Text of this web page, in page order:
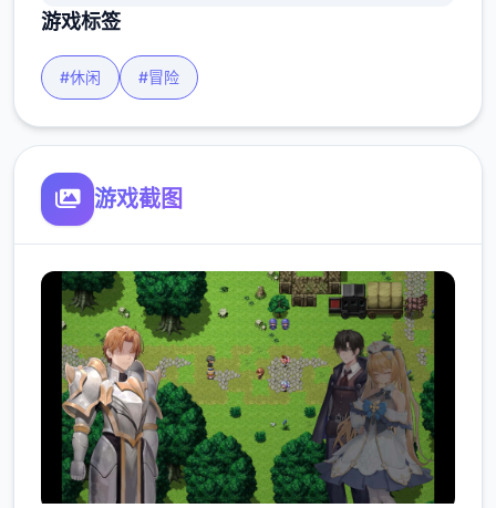
游戏标签
#休闲 #冒险
游戏截图